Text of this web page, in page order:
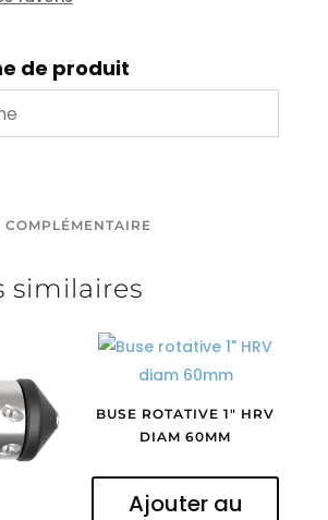
de produit
similaires
BUSE ROTATIVE 1″ HRV
DIAM 60MM
Ajouter au